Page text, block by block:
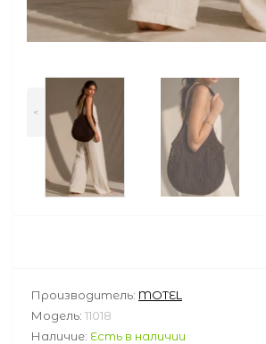
<
Производитель: MOTEL
Модель: 11018
Наличие: Есть в наличии